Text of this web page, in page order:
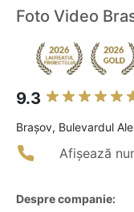
Foto Video
9.3
Braşov, Bulevardul
Afișează
Despre companie: